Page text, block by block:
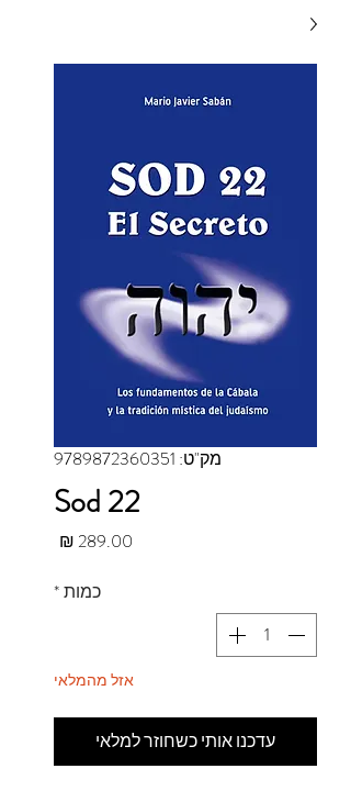
מק"ט: 9789872360351
Sod 22
כמות*
אזל מהמלאי
עדכנו אותי כשחוזר למלאי